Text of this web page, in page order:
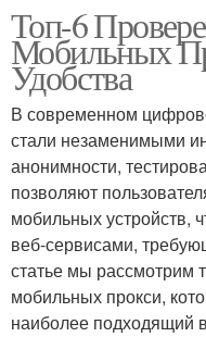
Топ-6
Мобильных
Удобства
В современном
стали незаменимыми
анонимности,
позволяют
мобильных устройств,
веб-сервисами,
статье мы рассмотрим
мобильных прокси,
наиболее подходящий